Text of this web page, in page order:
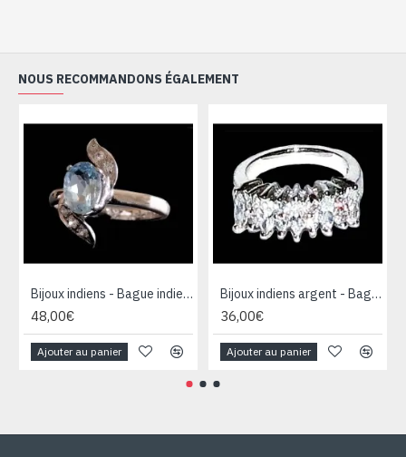
NOUS RECOMMANDONS ÉGALEMENT
Bijoux indiens - Bague indienne rhodiée Topaze
48,00€
Ajouter au panier
Bijoux indiens argent - Bague indienne oxyde de Zirconium
36,00€
Ajouter au panier